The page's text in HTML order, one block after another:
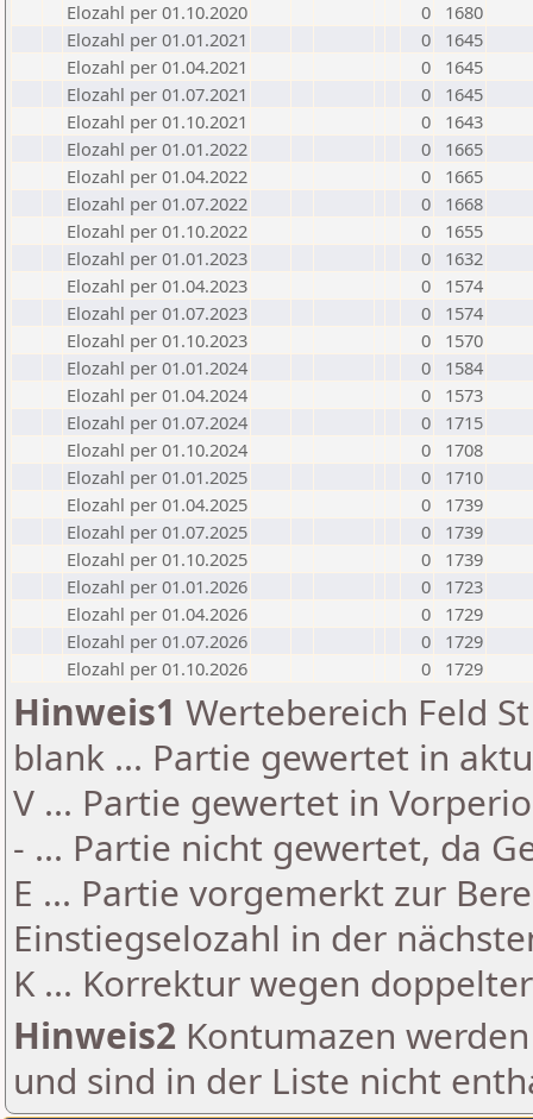
Elozahl per 01.10.2020
0
1680
Elozahl per 01.01.2021
0
1645
Elozahl per 01.04.2021
0
1645
Elozahl per 01.07.2021
0
1645
Elozahl per 01.10.2021
0
1643
Elozahl per 01.01.2022
0
1665
Elozahl per 01.04.2022
0
1665
Elozahl per 01.07.2022
0
1668
Elozahl per 01.10.2022
0
1655
Elozahl per 01.01.2023
0
1632
Elozahl per 01.04.2023
0
1574
Elozahl per 01.07.2023
0
1574
Elozahl per 01.10.2023
0
1570
Elozahl per 01.01.2024
0
1584
Elozahl per 01.04.2024
0
1573
Elozahl per 01.07.2024
0
1715
Elozahl per 01.10.2024
0
1708
Elozahl per 01.01.2025
0
1710
Elozahl per 01.04.2025
0
1739
Elozahl per 01.07.2025
0
1739
Elozahl per 01.10.2025
0
1739
Elozahl per 01.01.2026
0
1723
Elozahl per 01.04.2026
0
1729
Elozahl per 01.07.2026
0
1729
Elozahl per 01.10.2026
0 1729
Hinweis1 Wertebereich Feld
blank ... Partie gewertet in
V ... Partie gewertet in
- ... Partie nicht gewertet, da
E ... Partie vorgemerkt zur
Einstiegselozahl in der
K ... Korrektur wegen
Hinweis2 Kontumazen
und sind in der Liste nicht